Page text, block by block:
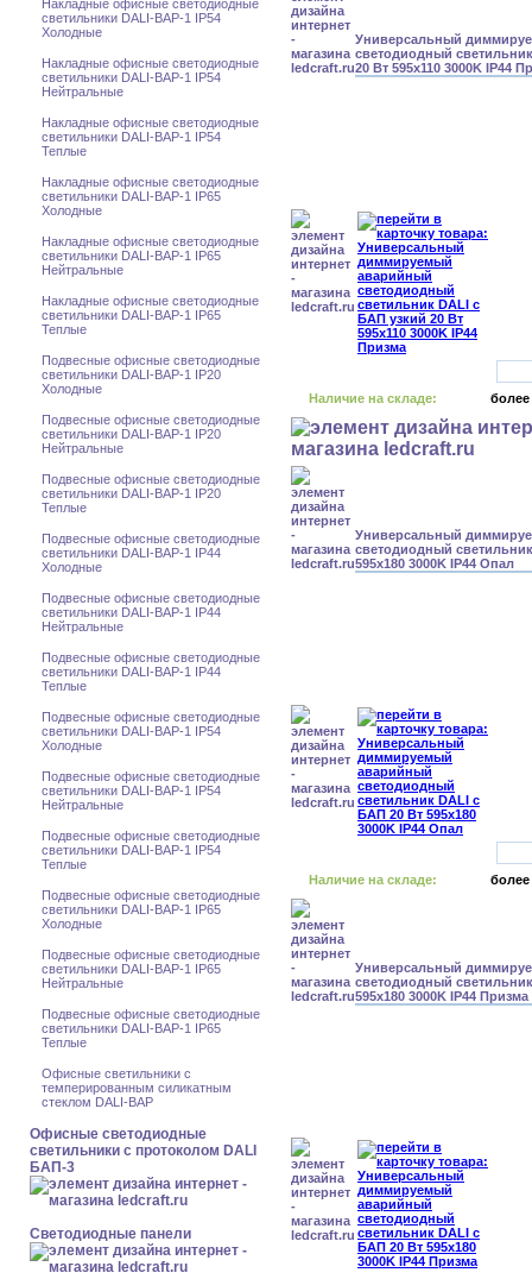
Накладные офисные светодиодные
светильники DALI-BAP-1 IP54
Холодные
Накладные офисные светодиодные
светильники DALI-BAP-1 IP54
Нейтральные
Накладные офисные светодиодные
светильники DALI-BAP-1 IP54
Теплые
Накладные офисные светодиодные
светильники DALI-BAP-1 IP65
Холодные
Накладные офисные светодиодные
светильники DALI-BAP-1 IP65
Нейтральные
Накладные офисные светодиодные
светильники DALI-BAP-1 IP65
Теплые
Подвесные офисные светодиодные
светильники DALI-BAP-1 IP20
Холодные
Подвесные офисные светодиодные
светильники DALI-BAP-1 IP20
Нейтральные
Подвесные офисные светодиодные
светильники DALI-BAP-1 IP20
Теплые
Подвесные офисные светодиодные
светильники DALI-BAP-1 IP44
Холодные
Подвесные офисные светодиодные
светильники DALI-BAP-1 IP44
Нейтральные
Подвесные офисные светодиодные
светильники DALI-BAP-1 IP44
Теплые
Подвесные офисные светодиодные
светильники DALI-BAP-1 IP54
Холодные
Подвесные офисные светодиодные
светильники DALI-BAP-1 IP54
Нейтральные
Подвесные офисные светодиодные
светильники DALI-BAP-1 IP54
Теплые
Подвесные офисные светодиодные
светильники DALI-BAP-1 IP65
Холодные
Подвесные офисные светодиодные
светильники DALI-BAP-1 IP65
Нейтральные
Подвесные офисные светодиодные
светильники DALI-BAP-1 IP65
Теплые
Офисные светильники с
темперированным силикатным
стеклом DALI-BAP
Офисные светодиодные
светильники с протоколом DALI
БАП-3
Cветодиодные панели
Универсальный
светодиодный
20 Вт 595x110 3000K IP44
Наличие на складе: более
Универсальный
светодиодный
595x180 3000K IP44 Опал
Наличие на складе: более
Универсальный
светодиодный
595x180 3000K IP44 Призма